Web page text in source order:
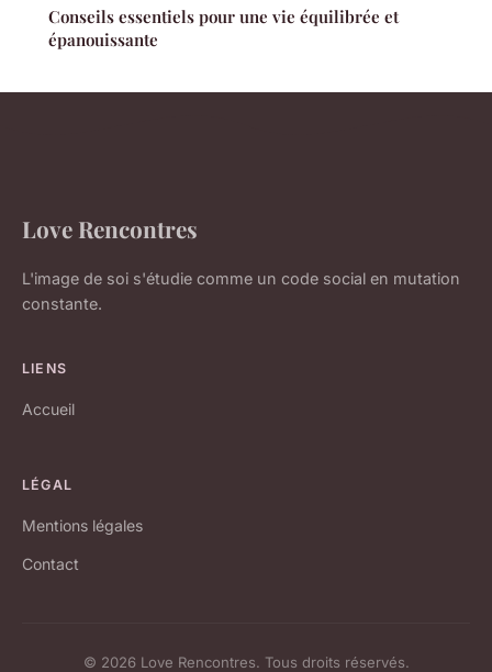
Conseils essentiels pour une vie équilibrée et
épanouissante
Love Rencontres
L'image de soi s'étudie comme un code social en mutation
constante.
LIENS
Accueil
LÉGAL
Mentions légales
Contact
© 2026 Love Rencontres. Tous droits réservés.